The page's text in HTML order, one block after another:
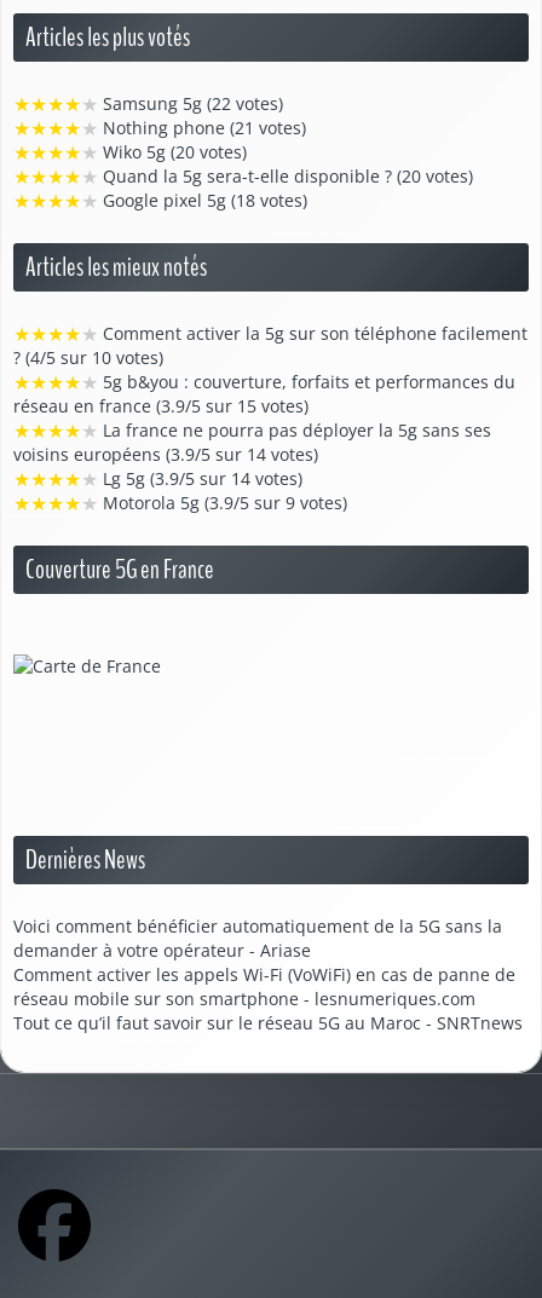
Articles les plus votés
★★★★★ Samsung 5g (22 votes)
★★★★★ Nothing phone (21 votes)
★★★★★ Wiko 5g (20 votes)
★★★★★ Quand la 5g sera-t-elle disponible ? (20 votes)
★★★★★ Google pixel 5g (18 votes)
Articles les mieux notés
★★★★★ Comment activer la 5g sur son téléphone facilement
? (4/5 sur 10 votes)
★★★★★ 5g b&you : couverture, forfaits et performances du
réseau en france (3.9/5 sur 15 votes)
★★★★★ La france ne pourra pas déployer la 5g sans ses
voisins européens (3.9/5 sur 14 votes)
★★★★★ Lg 5g (3.9/5 sur 14 votes)
★★★★★ Motorola 5g (3.9/5 sur 9 votes)
Couverture 5G en France
Dernières News
Voici comment bénéficier automatiquement de la 5G sans la
demander à votre opérateur - Ariase
Comment activer les appels Wi-Fi (VoWiFi) en cas de panne de
réseau mobile sur son smartphone - lesnumeriques.com
Tout ce qu’il faut savoir sur le réseau 5G au Maroc - SNRTnews